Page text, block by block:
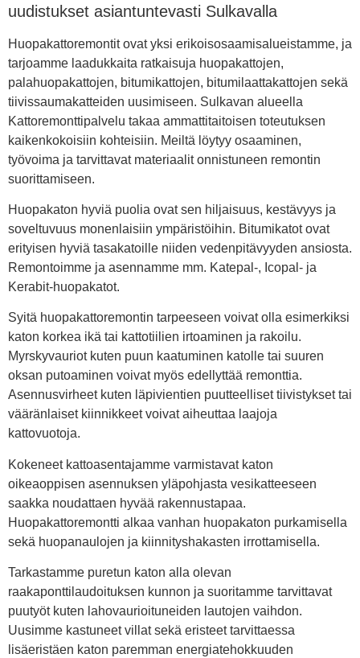
uudistukset asiantuntevasti Sulkavalla
Huopakattoremontit ovat yksi erikoisosaamisalueistamme, ja
tarjoamme laadukkaita ratkaisuja huopakattojen,
palahuopakattojen, bitumikattojen, bitumilaattakattojen sekä
tiivissaumakatteiden uusimiseen. Sulkavan alueella
Kattoremonttipalvelu takaa ammattitaitoisen toteutuksen
kaikenkokoisiin kohteisiin. Meiltä löytyy osaaminen,
työvoima ja tarvittavat materiaalit onnistuneen remontin
suorittamiseen.
Huopakaton hyviä puolia ovat sen hiljaisuus, kestävyys ja
soveltuvuus monenlaisiin ympäristöihin. Bitumikatot ovat
erityisen hyviä tasakatoille niiden vedenpitävyyden ansiosta.
Remontoimme ja asennamme mm. Katepal-, Icopal- ja
Kerabit-huopakatot.
Syitä huopakattoremontin tarpeeseen voivat olla esimerkiksi
katon korkea ikä tai kattotiilien irtoaminen ja rakoilu.
Myrskyvauriot kuten puun kaatuminen katolle tai suuren
oksan putoaminen voivat myös edellyttää remonttia.
Asennusvirheet kuten läpivientien puutteelliset tiivistykset tai
vääränlaiset kiinnikkeet voivat aiheuttaa laajoja
kattovuotoja.
Kokeneet kattoasentajamme varmistavat katon
oikeaoppisen asennuksen yläpohjasta vesikatteeseen
saakka noudattaen hyvää rakennustapaa.
Huopakattoremontti alkaa vanhan huopakaton purkamisella
sekä huopanaulojen ja kiinnityshakasten irrottamisella.
Tarkastamme puretun katon alla olevan
raakaponttilaudoituksen kunnon ja suoritamme tarvittavat
puutyöt kuten lahovaurioituneiden lautojen vaihdon.
Uusimme kastuneet villat sekä eristeet tarvittaessa
lisäeristäen katon paremman energiatehokkuuden